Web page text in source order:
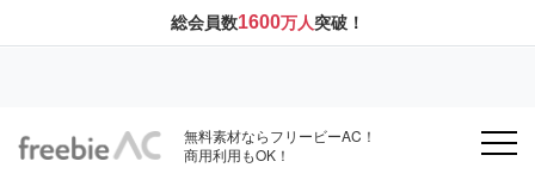
総会員数1600万人突破！
無料素材ならフリービーAC！
商用利用もOK！